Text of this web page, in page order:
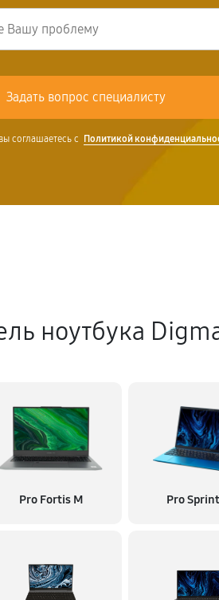
соглашаетесь с Политикой
ноутбука
Pro Fortis M Pro